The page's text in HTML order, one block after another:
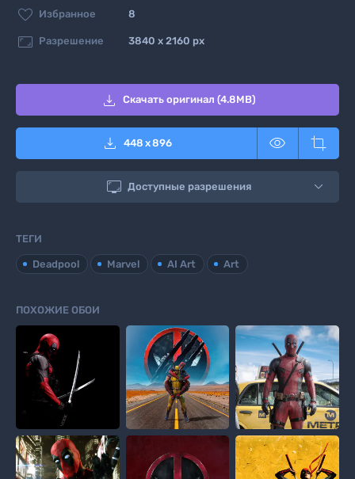
 Избранное 8
 Разрешение 3840 x 2160 px
 Скачать оригинал (4.8MB)
 448 x896  
 Доступные разрешения
ТЕГИ
Deadpool Marvel AI Art Art
ПОХОЖИЕ ОБОИ